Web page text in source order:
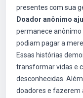
presentes com sua
Doador anônimo
permanece anônimo
podiam pagar a
Essas histórias
transformar vidas e
desconhecidas.
doadores e fazerem